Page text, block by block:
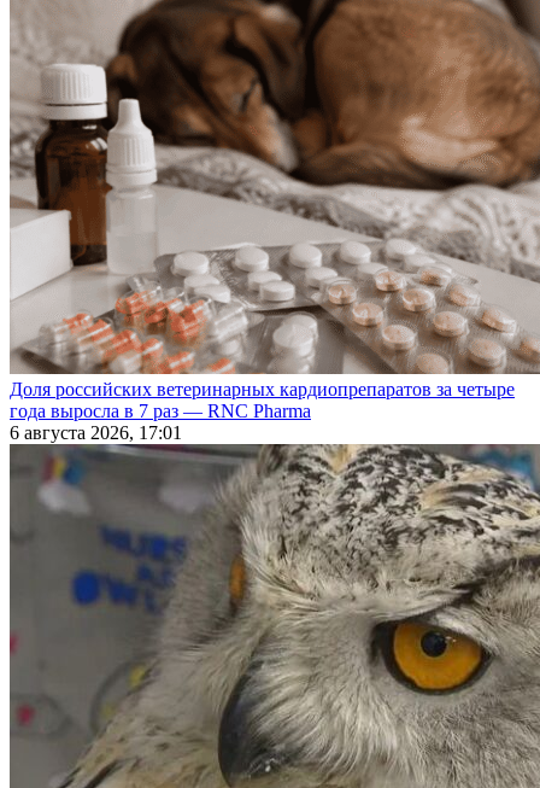
Доля российских ветеринарных кардиопрепаратов за четыре
года выросла в 7 раз — RNC Pharma
6 августа 2026, 17:01